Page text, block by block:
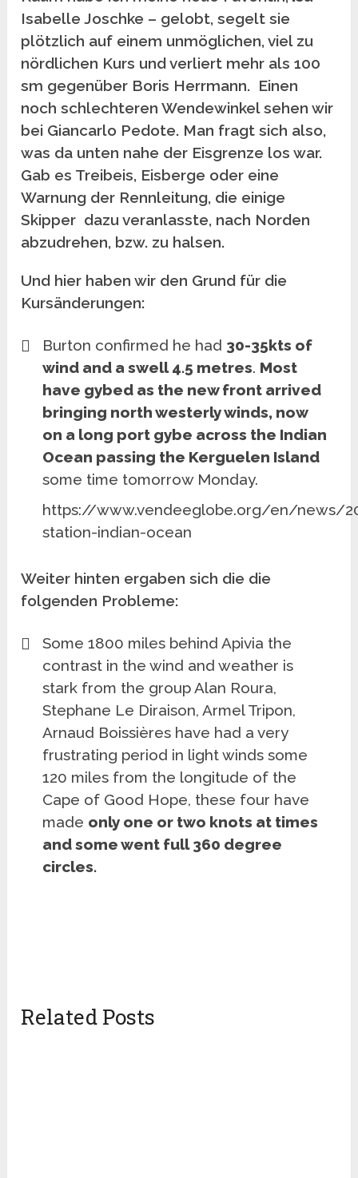
Isabelle Joschke – gelobt, segelt sie
plötzlich auf einem unmöglichen, viel zu
nördlichen Kurs und verliert mehr als 100
sm gegenüber Boris Herrmann. Einen
noch schlechteren Wendewinkel sehen wir
bei Giancarlo Pedote. Man fragt sich also,
was da unten nahe der Eisgrenze los war.
Gab es Treibeis, Eisberge oder eine
Warnung der Rennleitung, die einige
Skipper dazu veranlasste, nach Norden
abzudrehen, bzw. zu halsen.
Und hier haben wir den Grund für die
Kursänderungen:
Burton confirmed he had 30-35kts of
wind and a swell 4.5 metres. Most
have gybed as the new front arrived
bringing north westerly winds, now
on a long port gybe across the Indian
Ocean passing the Kerguelen Island
some time tomorrow Monday.
https://www.vendeeglobe.org/en/news/
station-indian-ocean
Weiter hinten ergaben sich die die
folgenden Probleme:
Some 1800 miles behind Apivia the
contrast in the wind and weather is
stark from the group Alan Roura,
Stephane Le Diraison, Armel Tripon,
Arnaud Boissières have had a very
frustrating period in light winds some
120 miles from the longitude of the
Cape of Good Hope, these four have
made only one or two knots at times
and some went full 360 degree
circles.
Related Posts